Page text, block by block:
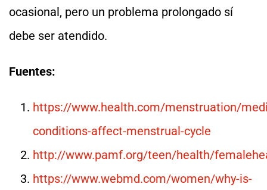
ocasional, pero un problema prolongado sí
debe ser atendido.
Fuentes:
https://www.health.com/menstruation/
conditions-affect-menstrual-cycle
http://www.pamf.org/teen/health/
https://www.webmd.com/women/why-is-